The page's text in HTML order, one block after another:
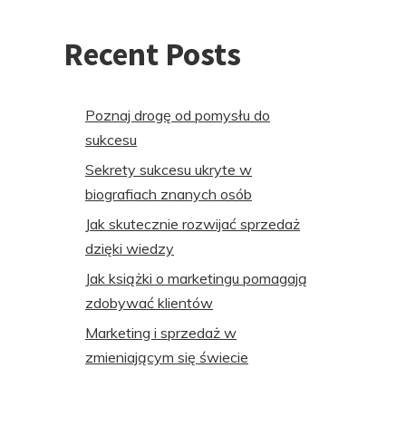
Recent Posts
Poznaj drogę od pomysłu do
sukcesu
Sekrety sukcesu ukryte w
biografiach znanych osób
Jak skutecznie rozwijać sprzedaż
dzięki wiedzy
Jak książki o marketingu pomagają
zdobywać klientów
Marketing i sprzedaż w
zmieniającym się świecie